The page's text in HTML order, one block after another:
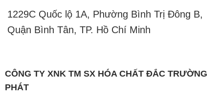
1229C Quốc lộ 1A, Phường Bình Trị Đông B,
Quận Bình Tân, TP. Hồ Chí Minh
CÔNG TY XNK TM SX HÓA CHẤT ĐẮC TRƯỜNG
PHÁT